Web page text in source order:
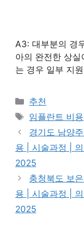
A3: 대부분의 경
아의 완전한 상
는 경우 일부 지
카
테
고
리
추천
태
그
임플란트 비용
경기도 남양
용 | 시술과정 |
2025
충청북도 보
용 | 시술과정 |
2025